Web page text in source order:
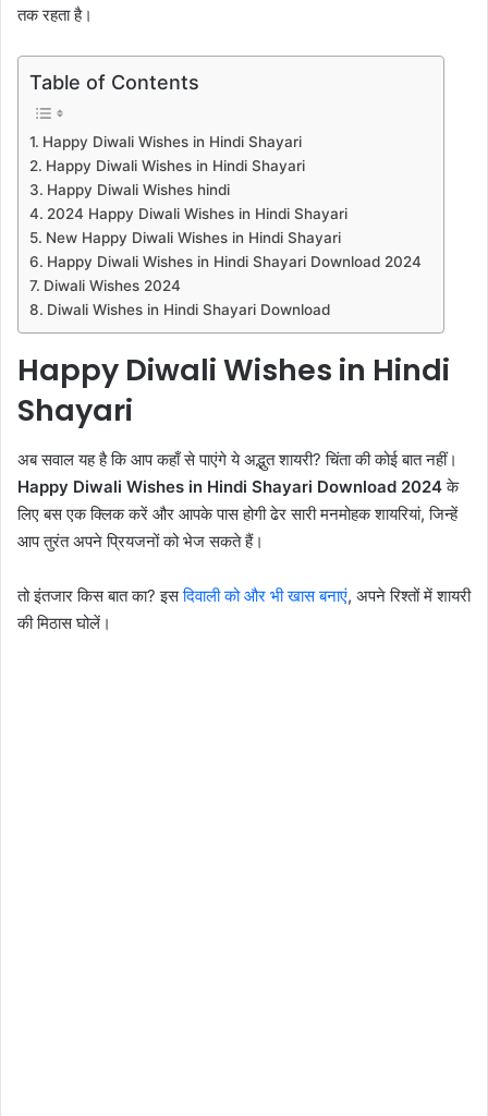
तक रहता है।
Table of Contents
Happy Diwali Wishes in Hindi Shayari
Happy Diwali Wishes in Hindi Shayari
Happy Diwali Wishes hindi
2024 Happy Diwali Wishes in Hindi Shayari
New Happy Diwali Wishes in Hindi Shayari
Happy Diwali Wishes in Hindi Shayari Download 2024
Diwali Wishes 2024
Diwali Wishes in Hindi Shayari Download
Happy Diwali Wishes in Hindi
Shayari
अब सवाल यह है कि आप कहाँ से पाएंगे ये अद्भुत शायरी? चिंता की कोई बात नहीं।
Happy Diwali Wishes in Hindi Shayari Download 2024के
लिए बस एक क्लिक करें और आपके पास होगी ढेर सारी मनमोहक शायरियां, जिन्हें
आप तुरंत अपने प्रियजनों को भेज सकते हैं।
तो इंतजार किस बात का? इसदिवाली को और भी खास बनाएं, अपने रिश्तों में शायरी
की मिठास घोलें।